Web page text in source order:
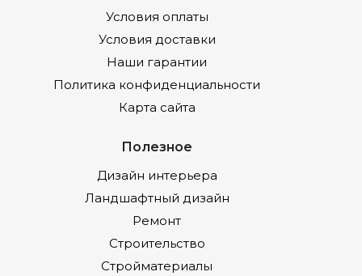
Условия оплаты
Условия доставки
Наши гарантии
Политика конфиденциальности
Карта сайта
Полезное
Дизайн интерьера
Ландшафтный дизайн
Ремонт
Строительство
Стройматериалы